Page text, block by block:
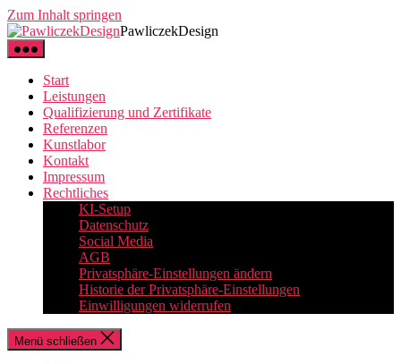
Zum Inhalt springen
PawliczekDesign
Start
Leistungen
Qualifizierung und Zertifikate
Referenzen
Kunstlabor
Kontakt
Impressum
Rechtliches
KI-Setup
Datenschutz
Social Media
AGB
Privatsphäre-Einstellungen ändern
Historie der Privatsphäre-Einstellungen
Einwilligungen widerrufen
Menü schließen